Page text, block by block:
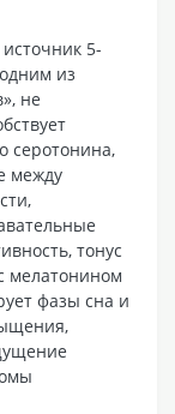
5-
из
не
серотонина,
между
тонус
мелатонином
фазы сна и